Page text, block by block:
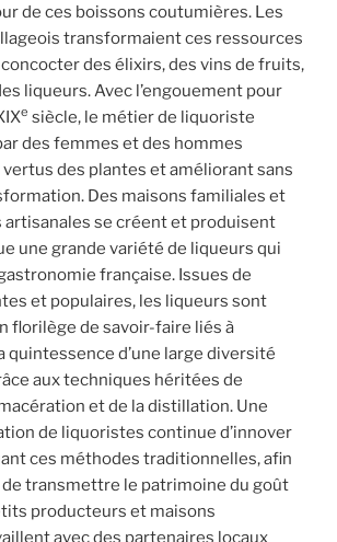
de ces boissons coutumières. Les
transformaient ces ressources
des élixirs, des vins de fruits,
liqueurs. Avec l’engouement pour
e siècle, le métier de liquoriste
des femmes et des hommes
des plantes et améliorant sans
Des maisons familiales et
se créent et produisent
une grande variété de liqueurs qui
française. Issues de
et populaires, les liqueurs sont
florilège de savoir-faire liés à
quintessence d’une large diversité
aux techniques héritées de
et de la distillation. Une
de liquoristes continue d’innover
ces méthodes traditionnelles, afin
transmettre le patrimoine du goût
producteurs et maisons
avec des partenaires locaux